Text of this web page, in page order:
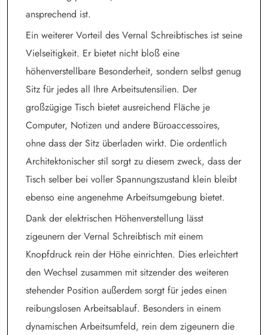
ansprechend ist.
Ein weiterer Vorteil des Vernal Schreibtisches ist seine
Vielseitigkeit. Er bietet nicht bloß eine
höhenverstellbare Besonderheit, sondern selbst genug
Sitz für jedes all Ihre Arbeitsutensilien. Der
großzügige Tisch bietet ausreichend Fläche je
Computer, Notizen und andere Büroaccessoires,
ohne dass der Sitz überladen wirkt. Die ordentlich
Architektonischer stil sorgt zu diesem zweck, dass der
Tisch selber bei voller Spannungszustand klein bleibt
ebenso eine angenehme Arbeitsumgebung bietet.
Dank der elektrischen Höhenverstellung lässt
zigeunern der Vernal Schreibtisch mit einem
Knopfdruck rein der Höhe einrichten. Dies erleichtert
den Wechsel zusammen mit sitzender des weiteren
stehender Position außerdem sorgt für jedes einen
reibungslosen Arbeitsablauf. Besonders in einem
dynamischen Arbeitsumfeld, rein dem zigeunern die